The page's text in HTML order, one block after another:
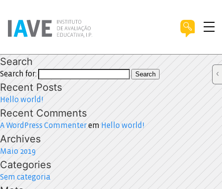
Search
Search for: Search
Recent Posts
Hello world!
Recent Comments
A WordPress Commenterem Hello world!
Archives
Maio 2019
Categories
Sem categoria